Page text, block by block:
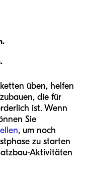
üben, helfen
die für
ist. Wenn
Sie
, um noch
zu starten
Aktivitäten